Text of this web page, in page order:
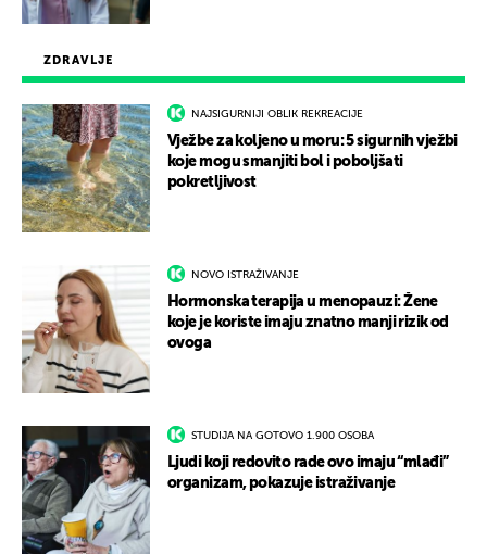
ZDRAVLJE
NAJSIGURNIJI OBLIK REKREACIJE
Vježbe za koljeno u moru: 5 sigurnih vježbi
koje mogu smanjiti bol i poboljšati
pokretljivost
NOVO ISTRAŽIVANJE
Hormonska terapija u menopauzi: Žene
koje je koriste imaju znatno manji rizik od
ovoga
STUDIJA NA GOTOVO 1.900 OSOBA
Ljudi koji redovito rade ovo imaju “mlađi”
organizam, pokazuje istraživanje